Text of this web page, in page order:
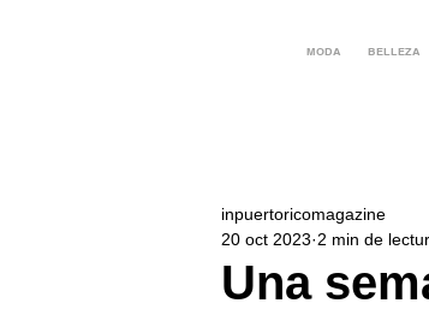
MODA BELLEZA
Una
inpuertoricomagazine
20 oct 2023 2 min de